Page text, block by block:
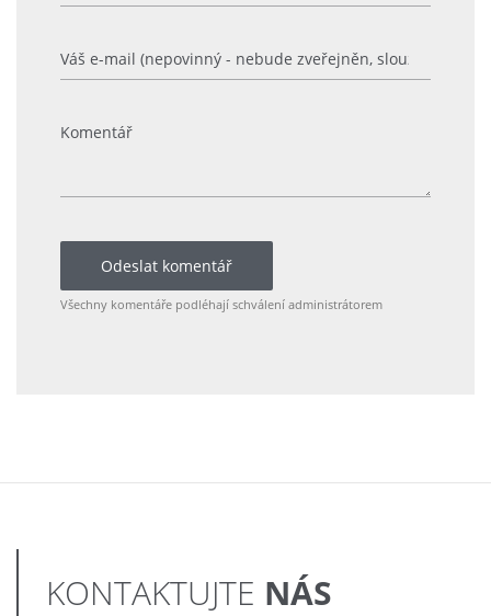
Odeslat komentář
Všechny komentáře podléhají schválení administrátorem
KONTAKTUJTE NÁS